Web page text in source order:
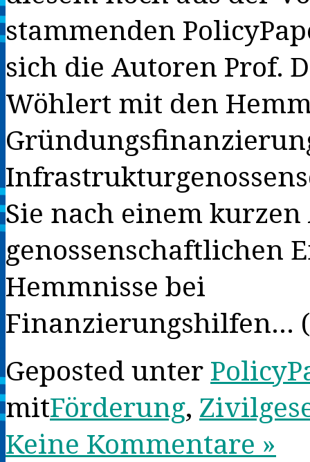
stammenden
sich die Autoren Prof.
Wöhlert mit den
Sie nach einem
genossenschaftlichen
Hemmnisse bei
Finanzierungshilfen… (
Geposted unter
mitFörderung,
Keine Kommentare »